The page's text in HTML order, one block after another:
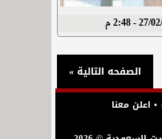
- 2:48 م
الصفحه التالية »
• اعلن معنا